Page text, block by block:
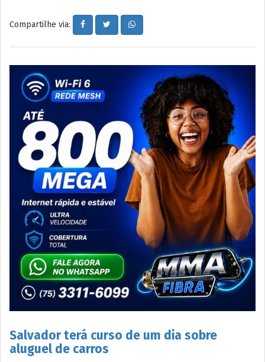
Compartilhe via:
Salvador terá curso de um dia sobre
aluguel de carros